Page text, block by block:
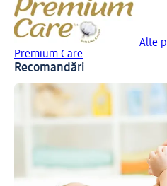
Alte
Premium Care
Recomandări